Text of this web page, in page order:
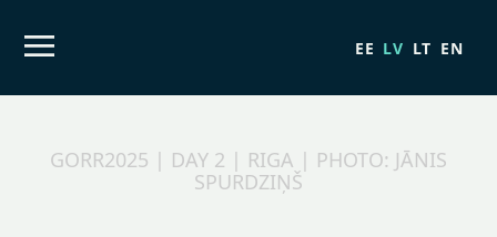
EE LV LT EN
GORR2025 | DAY 2 | RIGA | PHOTO: JĀNIS
SPURDZIŅŠ